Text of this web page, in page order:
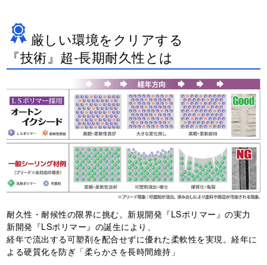
厳しい環境をクリアする
『技術』超-長期耐久性とは
耐久性・耐候性の限界に挑む。新規開発『LSポリマー』の実力
新開発『LSポリマー』の誕生により、
経年で流出する可塑剤を配合せずに優れた柔軟性を実現。経年に
よる硬質化を防ぎ「柔らかさを長時間維持」